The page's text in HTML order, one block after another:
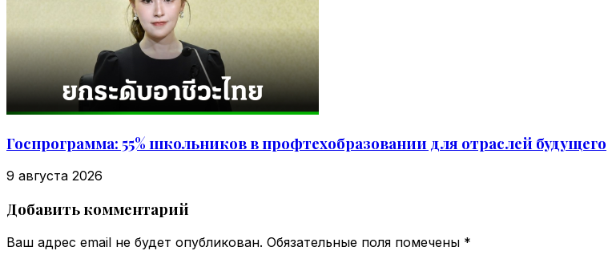
Госпрограмма: 55% школьников в профтехобразовании для отраслей будущего
9 августа 2026
Добавить комментарий
Ваш адрес email не будет опубликован. Обязательные поля помечены *